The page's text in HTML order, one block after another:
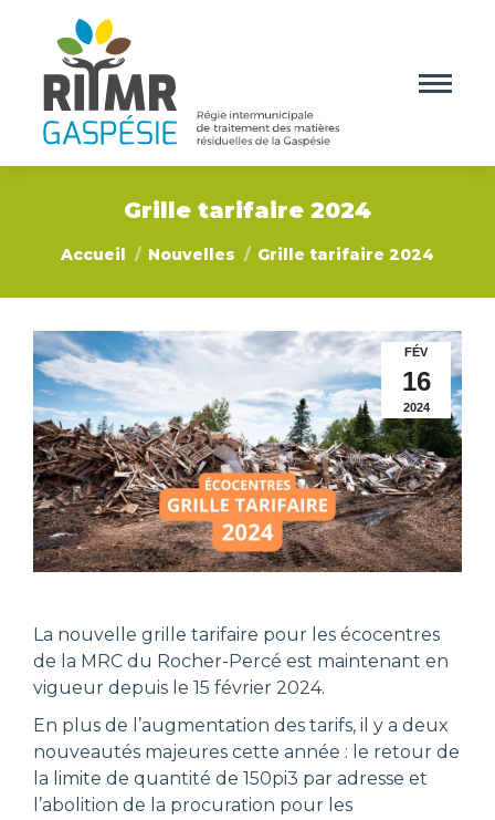
Grille tarifaire 2024
Accueil Nouvelles Grille tarifaire 2024
FÉV
16
2024
La nouvelle grille tarifaire pour les écocentres
de la MRC du Rocher-Percé est maintenant en
vigueur depuis le 15 février 2024.
En plus de l’augmentation des tarifs, il y a deux
nouveautés majeures cette année : le retour de
la limite de quantité de 150pi3 par adresse et
l’abolition de la procuration pour les